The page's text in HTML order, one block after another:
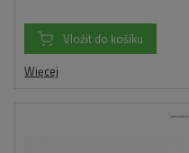
Vložit do košíku
Więcej